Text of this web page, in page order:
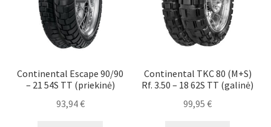
Continental Escape 90/90
– 21 54S TT (priekinė)
93,94€
Continental TKC 80 (M+S)
Rf. 3.50 – 18 62S TT (galinė)
99,95€